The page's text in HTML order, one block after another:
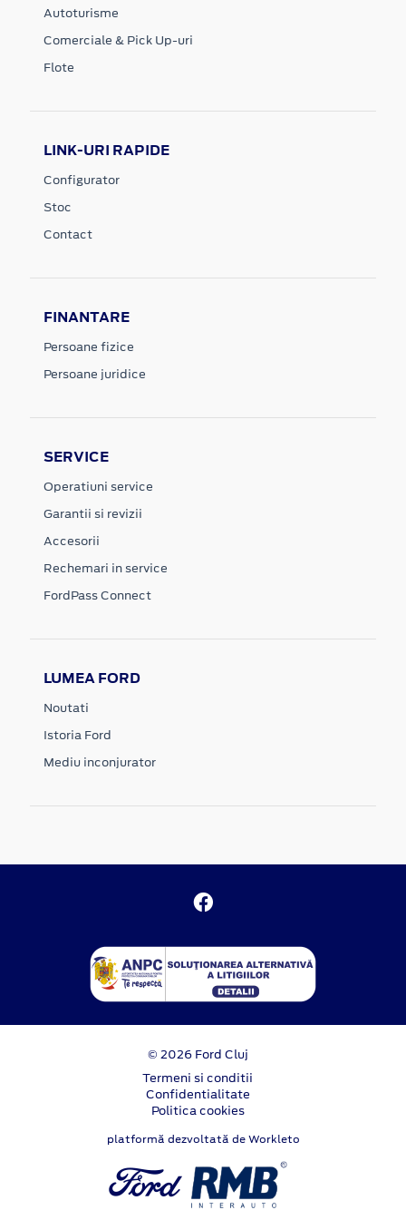
Autoturisme
Comerciale & Pick Up-uri
Flote
LINK-URI RAPIDE
Configurator
Stoc
Contact
FINANTARE
Persoane fizice
Persoane juridice
SERVICE
Operatiuni service
Garantii si revizii
Accesorii
Rechemari in service
FordPass Connect
LUMEA FORD
Noutati
Istoria Ford
Mediu inconjurator
© 2026 Ford Cluj
Termeni si conditii
Confidentialitate
Politica cookies
platformă dezvoltată de Workleto